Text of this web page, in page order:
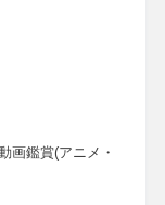
画鑑賞(アニメ・